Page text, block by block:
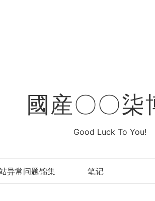
國産〇〇柒
Good Luck To You!
异常问题锦集 笔记